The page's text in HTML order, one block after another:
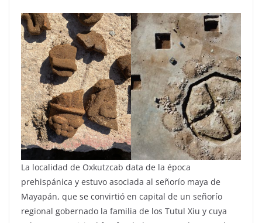
La localidad de Oxkutzcab data de la época
prehispánica y estuvo asociada al señorío maya de
Mayapán, que se convirtió en capital de un señorío
regional gobernado la familia de los Tutul Xiu y cuya